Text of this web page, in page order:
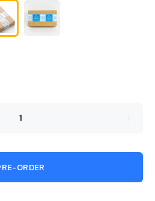
ORDER